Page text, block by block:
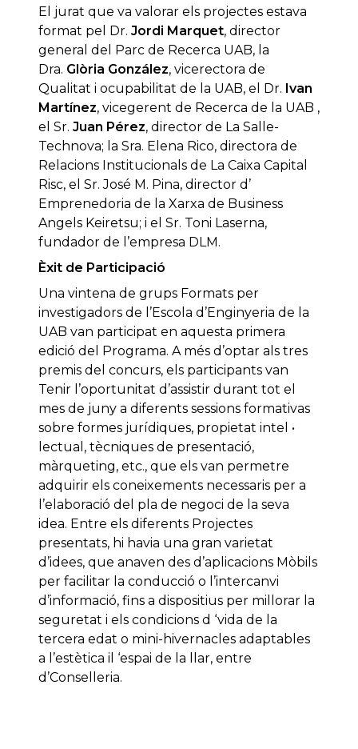
El jurat que va valorar els projectes estava
format pel Dr. Jordi Marquet, director
general del Parc de Recerca UAB, la
Dra. Glòria González, vicerectora de
Qualitat i ocupabilitat de la UAB, el Dr. Ivan
Martínez, vicegerent de Recerca de la UAB ,
el Sr. Juan Pérez, director de La Salle-
Technova; la Sra. Elena Rico, directora de
Relacions Institucionals de La Caixa Capital
Risc, el Sr. José M. Pina, director d’
Emprenedoria de la Xarxa de Business
Angels Keiretsu; i el Sr. Toni Laserna,
fundador de l’empresa DLM.
Èxit de Participació
Una vintena de grups Formats per
investigadors de l’Escola d’Enginyeria de la
UAB van participat en aquesta primera
edició del Programa. A més d’optar als tres
premis del concurs, els participants van
Tenir l’oportunitat d’assistir durant tot el
mes de juny a diferents sessions formativas
sobre formes jurídiques, propietat intel •
lectual, tècniques de presentació,
màrqueting, etc., que els van permetre
adquirir els coneixements necessaris per a
l’elaboració del pla de negoci de la seva
idea. Entre els diferents Projectes
presentats, hi havia una gran varietat
d’idees, que anaven des d’aplicacions Mòbils
per facilitar la conducció o l’intercanvi
d’informació, fins a dispositius per millorar la
seguretat i els condicions d ‘vida de la
tercera edat o mini-hivernacles adaptables
a l’estètica il ‘espai de la llar, entre
d’Conselleria.